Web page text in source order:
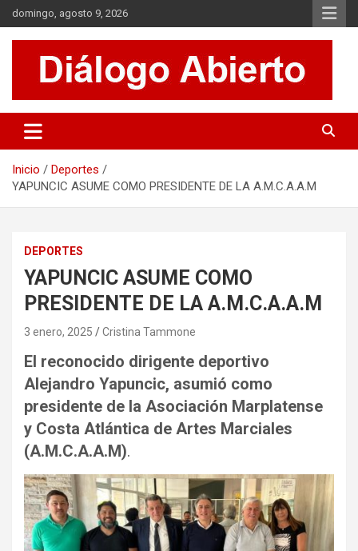
Saltar
al
contenido
domingo, agosto 9, 2026
Diálogo Abierto
Se tratan diversos temas de actualidad buscando hacer un
aporte a la sociedad, brindando información relevante de lo que
Inicio
Deportes
YAPUNCIC ASUME COMO PRESIDENTE DE LA A.M.C.A.A.M
DEPORTES
YAPUNCIC ASUME COMO
PRESIDENTE DE LA A.M.C.A.A.M
3 enero, 2025 Cristina Tammone
El reconocido dirigente deportivo
Alejandro Yapuncic, asumió como
presidente de la Asociación Marplatense
y Costa Atlántica de Artes Marciales
(A.M.C.A.A.M).